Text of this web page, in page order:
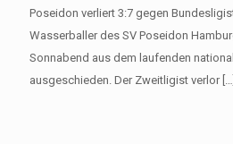
Poseidon verliert 3:7 gegen
Wasserballer des SV Poseidon
Sonnabend aus dem laufenden
ausgeschieden. Der Zweitligist verlor[…]